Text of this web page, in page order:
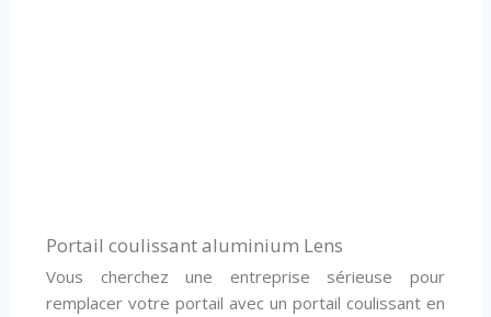
Portail coulissant aluminium Lens
Vous cherchez une entreprise sérieuse pour
remplacer votre portail avec un portail coulissant en